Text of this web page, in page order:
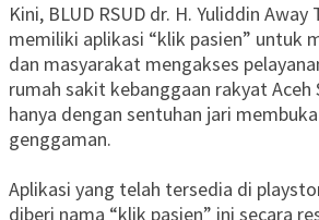
Kini, BLUD RSUD dr. H. Yuliddin
memiliki aplikasi “klik pasien” untuk
dan masyarakat mengakses
rumah sakit kebanggaan rakyat
hanya dengan sentuhan jari
genggaman.
Aplikasi yang telah tersedia di
diberi nama “klik pasien” ini secara